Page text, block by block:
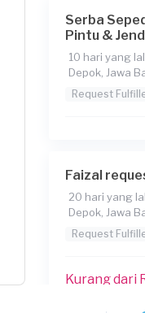
Serba
Pintu &
10 hari yang
Depok, Jawa
Request
Faizal
20 hari yang
Depok, Jawa
Request
Kurang dari